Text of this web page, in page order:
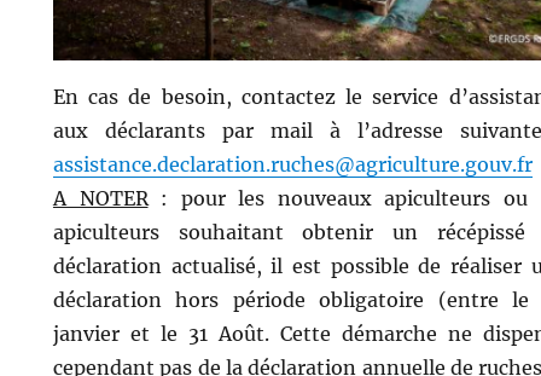
En cas de besoin, contactez le service
aux déclarants par mail à l’adresse
assistance.declaration.ruches@agriculture.gouv.fr
A NOTER: pour les nouveaux apiculteurs ou
apiculteurs souhaitant obtenir un récépissé
déclaration actualisé, il est possible de réaliser
déclaration hors période obligatoire (entre le
janvier et le 31 Août. Cette démarche ne
cependant pas de la déclaration annuelle de